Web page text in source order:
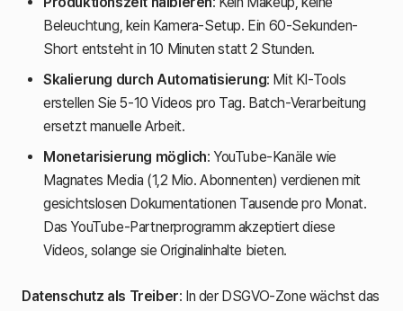
Beleuchtung, kein Kamera-Setup. Ein 60-Sekunden-
Short entsteht in 10 Minuten statt 2 Stunden.
Skalierung durch Automatisierung: Mit KI-Tools
erstellen Sie 5-10 Videos pro Tag. Batch-Verarbeitung
ersetzt manuelle Arbeit.
Monetarisierung möglich: YouTube-Kanäle wie
Magnates Media (1,2 Mio. Abonnenten) verdienen mit
gesichtslosen Dokumentationen Tausende pro Monat.
Das YouTube-Partnerprogramm akzeptiert diese
Videos, solange sie Originalinhalte bieten.
Datenschutz als Treiber: In der DSGVO-Zone wächst das